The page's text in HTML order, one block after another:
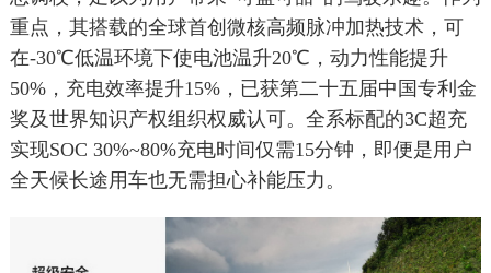
重点，其搭载的全球首创微核高频脉冲加热技术，可
在-30℃低温环境下使电池温升20℃，动力性能提升
50%，充电效率提升15%，已获第二十五届中国专利金
奖及世界知识产权组织权威认可。全系标配的3C超充
实现SOC 30%~80%充电时间仅需15分钟，即便是用户
全天候长途用车也无需担心补能压力。